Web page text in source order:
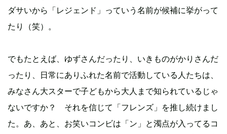
ダサいから「レジェンド」っていう名前が候補に挙がって
たり（笑）。
でもたとえば、ゆずさんだったり、いきものがかりさんだ
ったり、日常にありふれた名前で活動している人たちは、
みなさん大スターで子どもから大人まで知られているじゃ
ないですか？ それを信じて「フレンズ」を推し続けまし
た。あ、あと、お笑いコンビは「ン」と濁点が入ってるコ